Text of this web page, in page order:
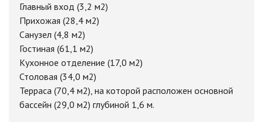
Главный вход (3,2 м2)
Прихожая (28,4 м2)
Санузел (4,8 м2)
Гостиная (61,1 м2)
Кухонное отделение (17,0 м2)
Столовая (34,0 м2)
Терраса (70,4 м2), на которой расположен основной
бассейн (29,0 м2) глубиной 1,6 м.